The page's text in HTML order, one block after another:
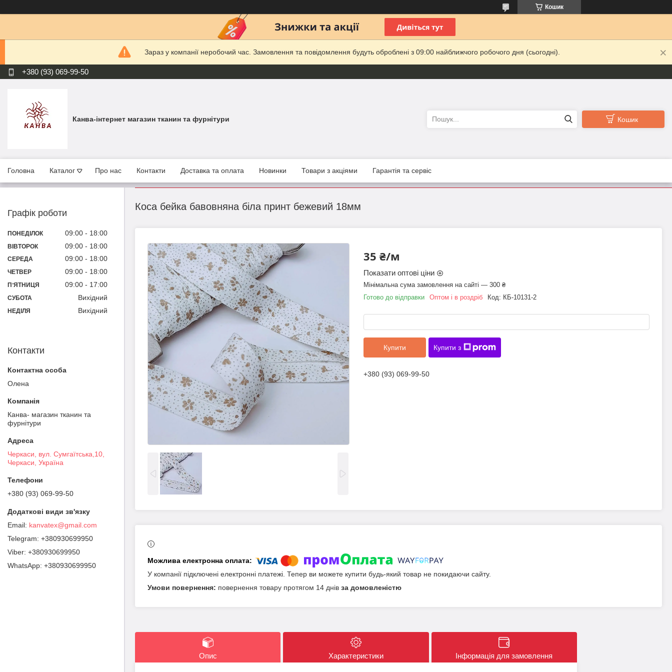
Кошик
Зараз у компанії неробочий час. Замовлення та повідомлення будуть оброблені з 09:00 найближчого робочого дня (сьогодні).
+380 (93) 069-99-50
Канва-інтернет магазин тканин та фурнітури Кошик
Головна Каталог Про нас Контакти Доставка та оплата Новинки Товари з акціями Гарантія та сервіс
Коса бейка бавовняна біла принт бежевий 18мм
35 ₴/м
Показати оптові ціни
Мінімальна сума замовлення на сайті — 300 ₴
Готово до відправки
Оптом і в роздріб Код: КБ-10131-2
Купити Купити з
+380 (93) 069-99-50
У компанії підключені електронні платежі. Тепер ви можете купити будь-який товар не покидаючи сайту.
повернення товару протягом 14 днів за домовленістю
Опис Характеристики Інформація для замовлення
Графік роботи
ПОНЕДІЛОК 09:00 18:00
ВІВТОРОК 09:00 18:00
СЕРЕДА 09:00 18:00
ЧЕТВЕР 09:00 18:00
ПʼЯТНИЦЯ 09:00 17:00
СУБОТА Вихідний
НЕДІЛЯ Вихідний
Контакти
Олена
Канва- магазин тканин та
фурнітури
Черкаси, вул. Сумгаїтська,10,
Черкаси, Україна
+380 (93) 069-99-50
kanvatex@gmail.com
+380930699950
+380930699950
+380930699950